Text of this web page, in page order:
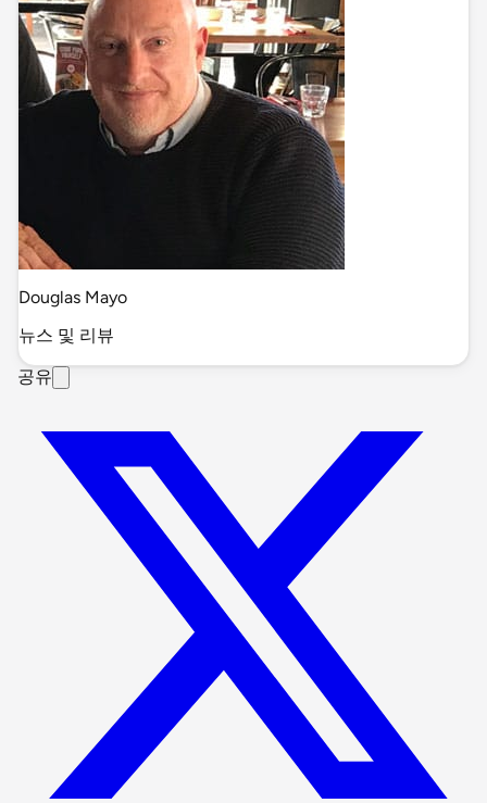
Douglas Mayo
뉴스 및 리뷰
공유